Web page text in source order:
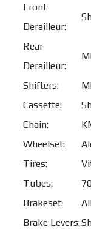
Front
Derailleur:
Rear
Derailleur:
Shifters:
Cassette:
Chain:
Wheelset:
Tires:
Tubes:
Brakeset:
Brake Levers: